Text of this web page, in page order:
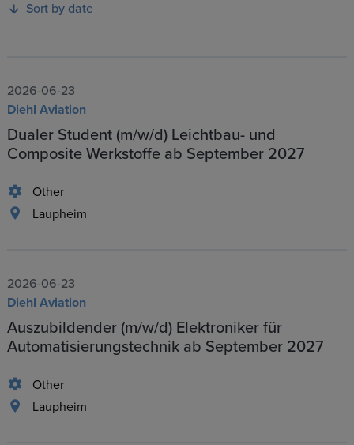
Sort by date
2026-06-23
Diehl Aviation
Dualer Student (m/w/d) Leichtbau- und
Composite Werkstoffe ab September 2027
Other
Laupheim
2026-06-23
Diehl Aviation
Auszubildender (m/w/d) Elektroniker für
Automatisierungstechnik ab September 2027
Other
Laupheim